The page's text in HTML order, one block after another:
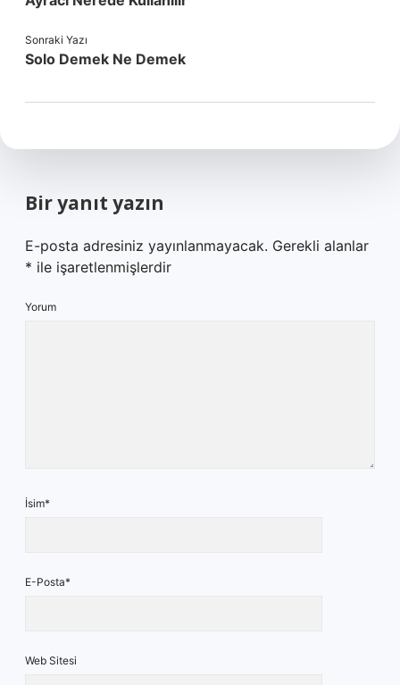
Sonraki Yazı
Solo Demek Ne Demek
Bir yanıt yazın
E-posta adresiniz yayınlanmayacak. Gerekli alanlar
* ile işaretlenmişlerdir
Yorum
İsim*
E-Posta*
Web Sitesi